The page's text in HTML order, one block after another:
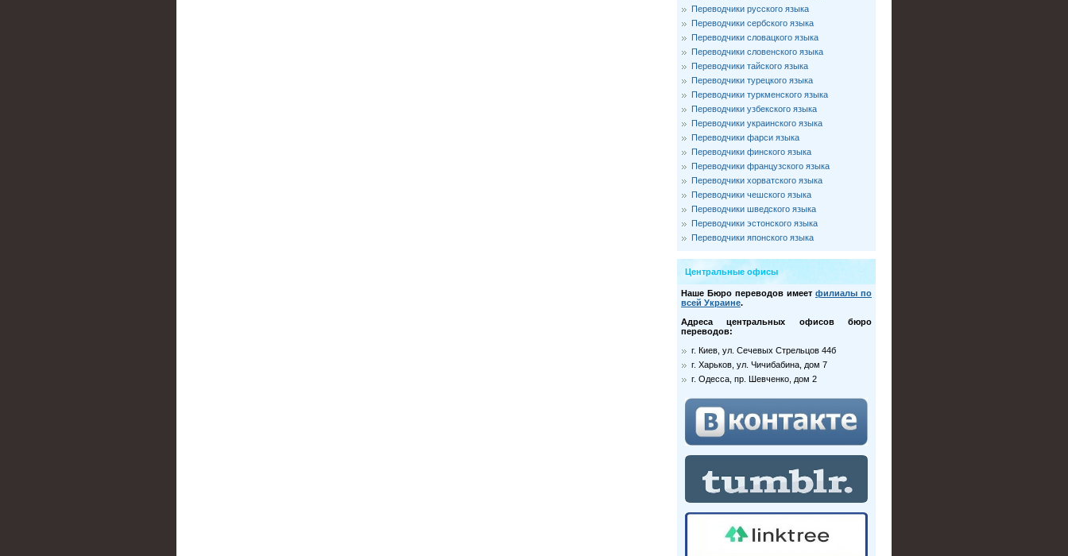
Переводчики русского языка
Переводчики сербского языка
Переводчики словацкого языка
Переводчики словенского языка
Переводчики тайского языка
Переводчики турецкого языка
Переводчики туркменского языка
Переводчики узбекского языка
Переводчики украинского языка
Переводчики фарси языка
Переводчики финского языка
Переводчики французского языка
Переводчики хорватского языка
Переводчики чешского языка
Переводчики шведского языка
Переводчики эстонского языка
Переводчики японского языка
Центральные офисы
Наше Бюро переводов имеет филиалы по
всей Украине.
Адреса центральных офисов бюро
переводов:
г. Киев, ул. Сечевых Стрельцов 44б
г. Харьков, ул. Чичибабина, дом 7
г. Одесса, пр. Шевченко, дом 2